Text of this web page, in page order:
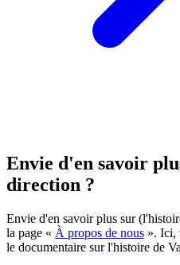
Envie d'en savoir
direction ?
Envie d'en savoir plus sur
la page « À propos de nous ». Ici,
le documentaire sur l'histoire de